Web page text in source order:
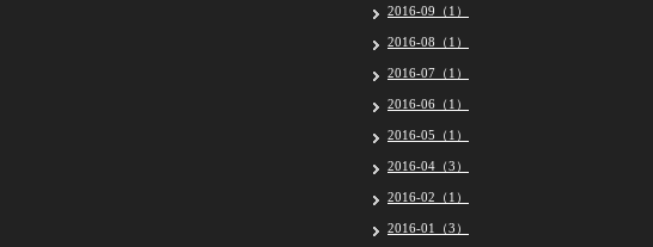
2016-09（1）
2016-08（1）
2016-07（1）
2016-06（1）
2016-05（1）
2016-04（3）
2016-02（1）
2016-01（3）